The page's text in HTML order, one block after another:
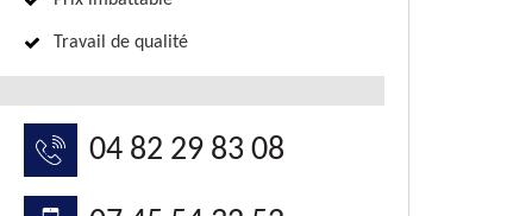
Travail de qualité
04 82 29 83 08